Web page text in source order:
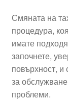
Смяната на
процедура,
имате
започнете,
повърхност, и
за
проблеми.